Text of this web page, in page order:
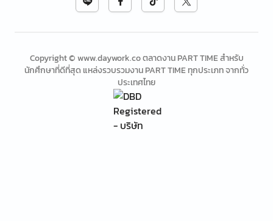
Copyright © www.daywork.co ตลาดงาน PART TIME สำหรับ
นักศึกษาที่ดีที่สุด แหล่งรวบรวมงาน PART TIME ทุกประเภท จากทั่ว
ประเทศไทย